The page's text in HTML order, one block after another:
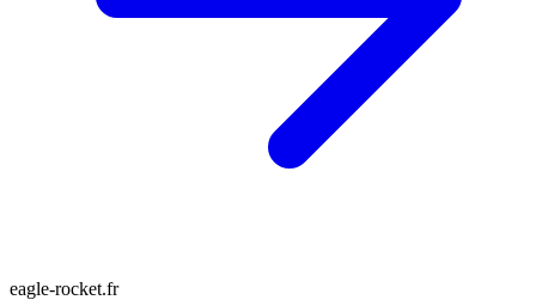
eagle-rocket.fr